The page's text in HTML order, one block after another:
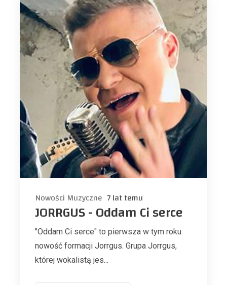
Nowości Muzyczne 7 lat temu
JORRGUS - Oddam Ci serce
"Oddam Ci serce" to pierwsza w tym roku
nowość formacji Jorrgus. Grupa Jorrgus,
której wokalistą jes...